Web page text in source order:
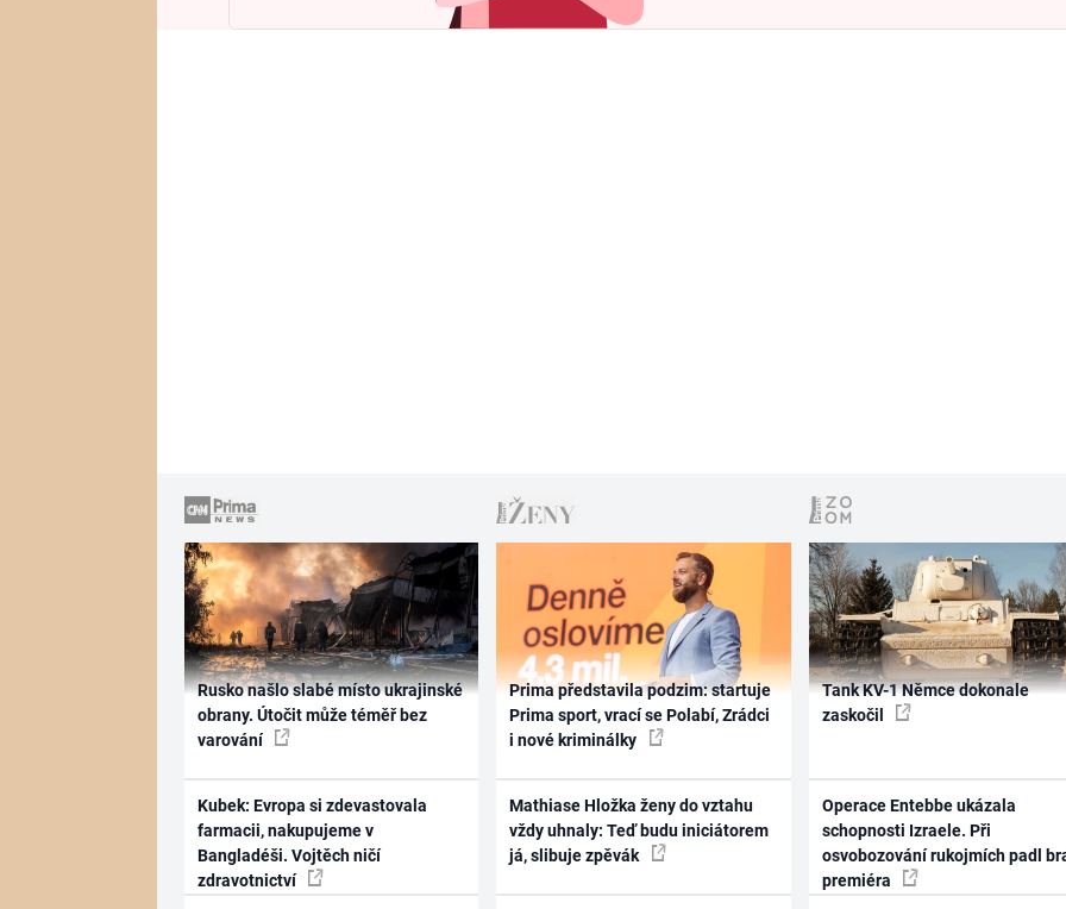
Rusko našlo slabé místo ukrajinské
obrany. Útočit může téměř bez
varování
Kubek: Evropa si zdevastovala
farmacii, nakupujeme v
Bangladéši. Vojtěch ničí
zdravotnictví
Prima představila podzim: startuje
Prima sport, vrací se Polabí, Zrádci
i nové kriminálky
Mathiase Hložka ženy do vztahu
vždy uhnaly: Teď budu iniciátorem
já, slibuje zpěvák
Tank KV-1 Němce dokonale
zaskočil
Operace Entebbe ukázala
schopnosti Izraele. Při
osvobozování rukojmích padl
premiéra